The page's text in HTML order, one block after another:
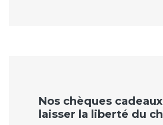
Nos chèques
laisser la liberté du